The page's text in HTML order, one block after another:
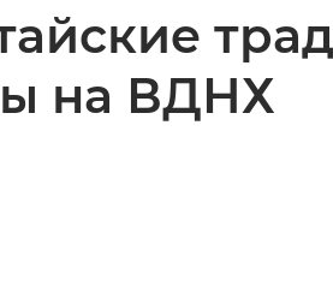
на ВДНХ